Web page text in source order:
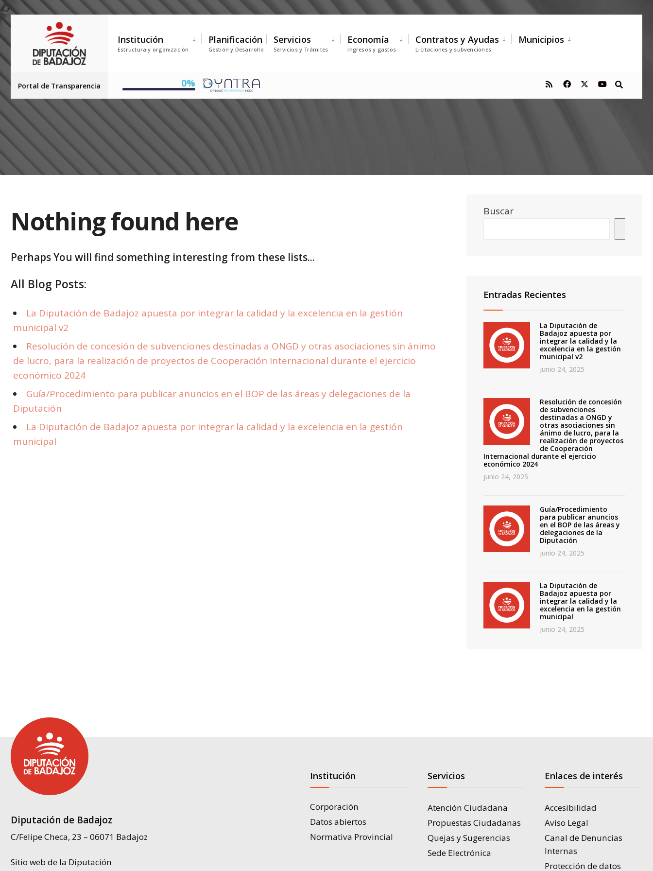
Institución
Estructura y organización
Planificación
Gestión y Desarrollo
Servicios
Servicios y Trámites
Economía
Ingresos y gastos
Contratos y Ayudas
Licitaciones y subvenciones
Municipios
Portal de Transparencia 0%
Nothing found here
Perhaps You will find something interesting from these lists...
All Blog Posts:
La Diputación de Badajoz apuesta por integrar la calidad y la excelencia en la gestión
municipal v2
Resolución de concesión de subvenciones destinadas a ONGD y otras asociaciones sin ánimo
de lucro, para la realización de proyectos de Cooperación Internacional durante el ejercicio
económico 2024
Guía/Procedimiento para publicar anuncios en el BOP de las áreas y delegaciones de la
Diputación
La Diputación de Badajoz apuesta por integrar la calidad y la excelencia en la gestión
municipal
Buscar
Entradas Recientes
La Diputación de
Badajoz apuesta por
integrar la calidad y la
excelencia en la gestión
municipal v2
junio 24, 2025
Resolución de concesión
de subvenciones
destinadas a ONGD y
otras asociaciones sin
ánimo de lucro, para la
realización de proyectos
de Cooperación
Internacional durante el ejercicio
económico 2024
junio 24, 2025
Guía/Procedimiento
para publicar anuncios
en el BOP de las áreas y
delegaciones de la
Diputación
junio 24, 2025
La Diputación de
Badajoz apuesta por
integrar la calidad y la
excelencia en la gestión
municipal
junio 24, 2025
Diputación de Badajoz
C/Felipe Checa, 23 – 06071 Badajoz
Sitio web de la Diputación
Institución
Corporación
Datos abiertos
Normativa Provincial
Servicios
Atención Ciudadana
Propuestas Ciudadanas
Quejas y Sugerencias
Sede Electrónica
Enlaces de interés
Accesibilidad
Aviso Legal
Canal de Denuncias
Internas
Protección de datos